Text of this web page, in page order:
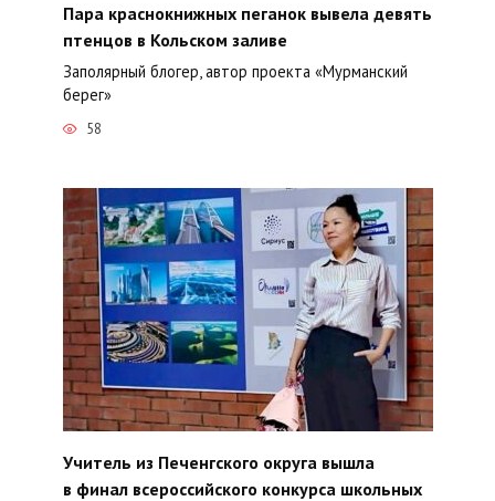
Пара краснокнижных пеганок вывела девять
птенцов в Кольском заливе
Заполярный блогер, автор проекта «Мурманский
берег»
58
Учитель из Печенгского округа вышла
в финал всероссийского конкурса школьных